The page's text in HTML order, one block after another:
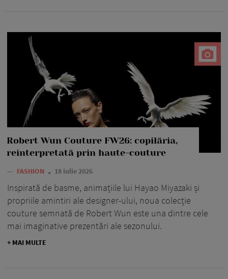
Robert Wun Couture FW26: copilăria,
reinterpretată prin haute-couture
— FASHION 18 iulie 2026
Inspirată de basme, animațiile lui Hayao Miyazaki și
propriile amintiri ale designer-ului, noua colecție
couture semnată de Robert Wun este una dintre cele
mai imaginative prezentări ale sezonului.
+ MAI MULTE